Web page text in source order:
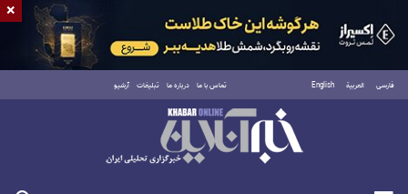
فارسی العربية English تماس با ما درباره ما تبلیغات آرشیو
شنبه ۱۷ مرداد ۱۴۰۵
×